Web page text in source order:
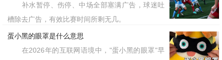
补水暂停、伤停、中场全部塞满广告，球迷吐
槽除去广告，有效比赛时间所剩无几。
蛋小黑的眼罩是什么意思
在2026年的互联网语境中，"蛋小黑的眼罩"早